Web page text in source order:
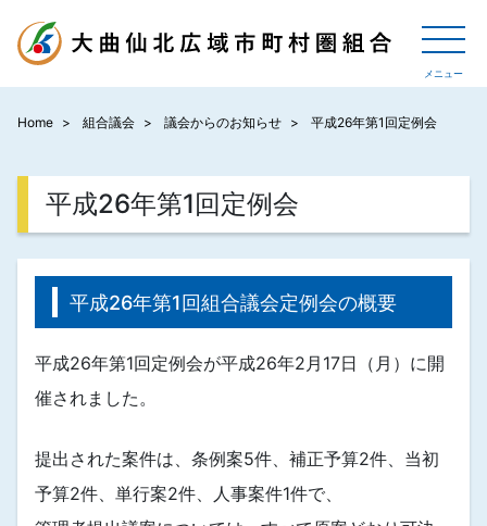
Home 組合議会 議会からのお知らせ 平成26年第1回定例会
平成26年第1回定例会
平成26年第1回組合議会定例会の概要
平成26年第1回定例会が平成26年2月17日（月）に開
催されました。
提出された案件は、条例案5件、補正予算2件、当初
予算2件、単行案2件、人事案件1件で、